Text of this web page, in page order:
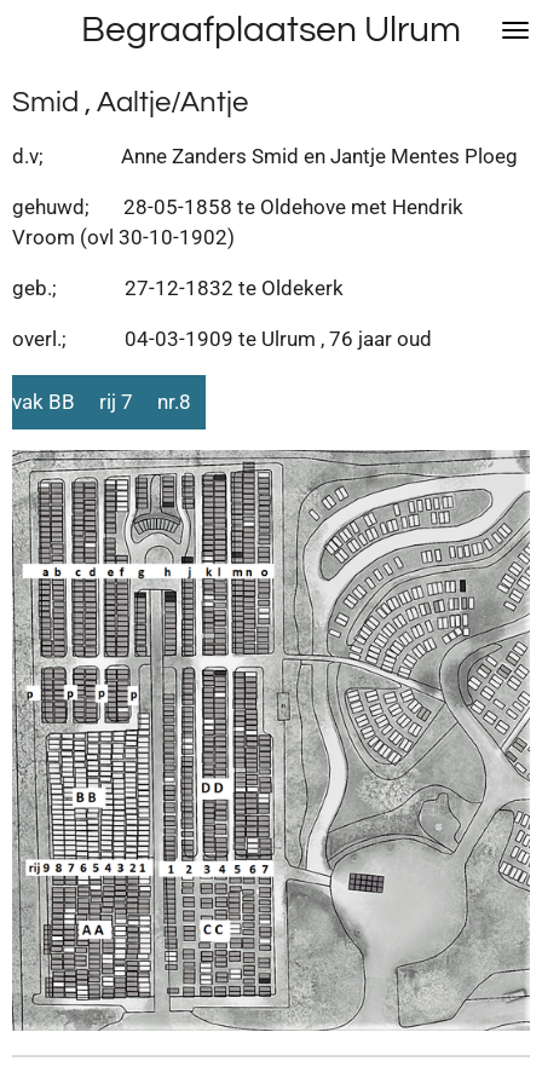
naar
de
hoofdinhoud
Begraafplaatsen Ulrum
Smid , Aaltje/Antje
d.v; Anne Zanders Smid en Jantje Mentes Ploeg
gehuwd; 28-05-1858 te Oldehove met Hendrik
Vroom (ovl 30-10-1902)
geb.; 27-12-1832 te Oldekerk
overl.; 04-03-1909 te Ulrum , 76 jaar oud
vak BB rij 7 nr.8